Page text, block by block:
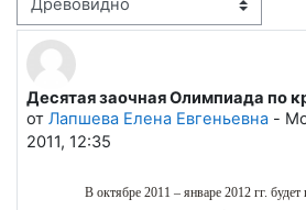
Режим отображения
Деcятая заочная Олимпиада по
от Лапшева Елена Евгеньевна -
2011, 12:35
Количество ответов: 0
В октябре 2011 – январе 2012 гг. будет